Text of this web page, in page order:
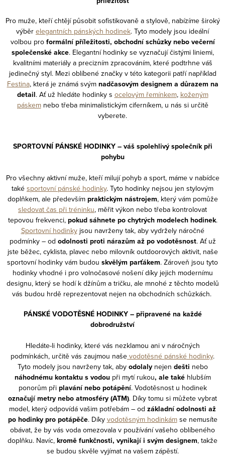
v
ý
p
v
Pro muže, kteří chtějí působit sofistikovaně a stylově, nabízíme široký
výběr elegantních pánských hodinek. Tyto modely jsou ideální
volbou pro formální příležitosti, obchodní schůzky nebo večerní
společenské akce. Elegantní hodinky se vyznačují čistými liniemi,
kvalitními materiály a precizním zpracováním, které podtrhne váš
jedinečný styl. Mezi oblíbené značky v této kategorii patří například
Festina, která je známá svým nadčasovým designem a důrazem na
detail. Ať už hledáte hodinky s ocelovým řemínkem, koženým
páskemnebo třeba minimalistickým ciferníkem, u nás si určitě
vyberete.
SPORTOVNÍ PÁNSKÉ HODINKY – váš spolehlivý společník při
pohybu
Pro všechny aktivní muže, kteří milují pohyb a sport, máme v nabídce
také sportovní pánské hodinky. Tyto hodinky nejsou jen stylovým
doplňkem, ale především praktickým nástrojem, který vám pomůže
sledovat čas při tréninku, měřit výkon nebo třeba kontrolovat
tepovou frekvenci, pokud sáhnete po chytrých modelech hodinek.
Sportovní hodinkyjsou navrženy tak, aby vydržely náročné
podmínky – od odolnosti proti nárazům až po vodotěsnost. Ať už
jste běžec, cyklista, plavec nebo milovník outdoorových aktivit, naše
sportovní hodinky vám budou skvělým parťákem. Zároveň jsou tyto
hodinky vhodné i pro volnočasové nošení díky jejich modernímu
designu, který se hodí k džínům a tričku, ale mnohé z těchto modelů
vás budou hrdě reprezentovat nejen na obchodních schůzkách.
PÁNSKÉ VODOTĚSNÉ HODINKY – připravené na každé
dobrodružství
Hledáte-li hodinky, které vás nezklamou ani v náročných
podmínkách, určitě vás zaujmou naše vodotěsné pánské hodinky.
Tyto modely jsou navrženy tak, aby odolaly nejen dešti nebo
náhodnému kontaktu s vodou při mytí rukou, ale také hlubším
ponorům připlavání nebo potápění. Vodotěsnost u hodinek
označují metry nebo atmosféry (ATM). Díky tomu si můžete vybrat
model, který odpovídá vašim potřebám – od základní odolnosti až
po hodinky pro potápěče. Díky vodotěsným hodinkámse nemusíte
obávat, že by vás voda omezovala v používání vašeho oblíbeného
doplňku. Navíc, kromě funkčnosti, vynikají i svým designem, takže
se budou skvěle vyjímat na vašem zápěstí.